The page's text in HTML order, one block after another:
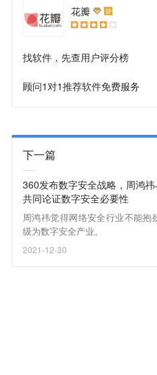
花瓣 评
找软件，先查用户评分榜
顾问1对1推荐软件免费服务
下一篇
360发布数字安全战略，周鸿
共同论证数字安全必要性
周鸿祎觉得网络安全行业不能抱
级为数字安全产业。
2021-12-30